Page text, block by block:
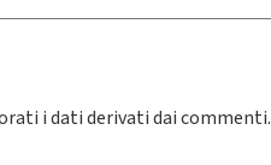
i dati derivati dai commenti.